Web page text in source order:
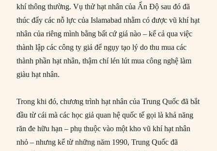
khí thông thường. Vụ thử hạt nhân của Ấn Độ sau đó đã
thúc đẩy các nỗ lực của Islamabad nhằm có được vũ khí hạt
nhân của riêng mình bằng bất cứ giá nào – kể cả qua việc
thành lập các công ty giả để ngụy tạo lý do thu mua các
thành phần hạt nhân, thậm chí lén lút mua công nghệ làm
giàu hạt nhân.
Trong khi đó, chương trình hạt nhân của Trung Quốc đã bắt
đầu từ cái mà các học giả quan hệ quốc tế gọi là khả năng
răn đe hữu hạn – phụ thuộc vào một kho vũ khí hạt nhân
nhỏ – nhưng kể từ những năm 1990, Trung Quốc đã